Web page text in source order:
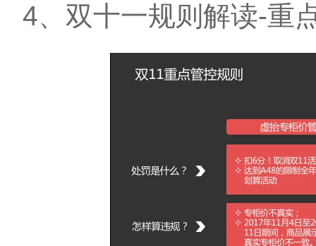
4、双十一规则解读-重